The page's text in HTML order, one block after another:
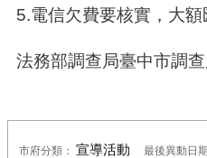
5.電信欠費要核實，大額
法務部調查局臺中市調
市府分類： 宣導活動 最後異動日